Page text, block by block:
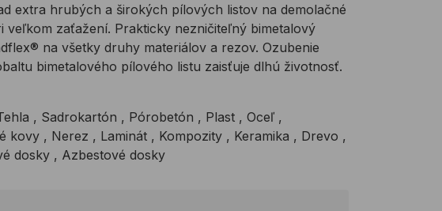
extra hrubých a širokých pílových listov na demolačné
veľkom zaťažení. Prakticky nezničiteľný bimetalový
na všetky druhy materiálov a rezov. Ozubenie
bimetalového pílového listu zaisťuje dlhú životnosť.
, Sadrokartón , Pórobetón , Plast , Oceľ ,
kovy , Nerez , Laminát , Kompozity , Keramika , Drevo ,
dosky , Azbestové dosky